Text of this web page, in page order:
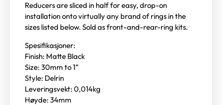
Reducers are sliced in half for easy, drop-on
installation onto virtually any brand of rings in the
sizes listed below. Sold as front-and-rear-ring kits.
Spesifikasjoner:
Finish: Matte Black
Size: 30mm to 1”
Style: Delrin
Leveringsvekt: 0,014kg
Høyde: 34mm